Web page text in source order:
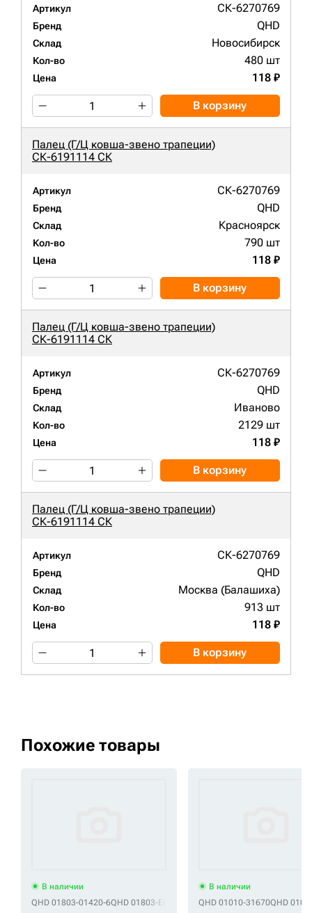
Артикул СК-6270769
Бренд QHD
Склад Новосибирск
Кол-во 480 шт
Цена 118 ₽
В корзину
Палец (Г/Ц ковша-звено трапеции)
СК-6191114 СК
Артикул СК-6270769
Бренд QHD
Склад Красноярск
Кол-во 790 шт
Цена 118 ₽
В корзину
Палец (Г/Ц ковша-звено трапеции)
СК-6191114 СК
Артикул СК-6270769
Бренд QHD
Склад Иваново
Кол-во 2129 шт
Цена 118 ₽
В корзину
Палец (Г/Ц ковша-звено трапеции)
СК-6191114 СК
Артикул СК-6270769
Бренд QHD
Склад Москва (Балашиха)
Кол-во 913 шт
Цена 118 ₽
В корзину
Похожие товары
В наличии
QHD 01803-01420-6QHD 01803-E0142E QHD 112-32-11210-6QHD 112-
В наличии
QHD 01010-31670QHD